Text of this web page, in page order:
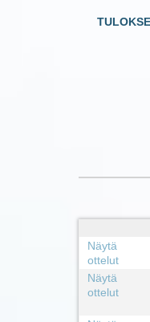
Näytä
ottelut
Näytä
ottelut